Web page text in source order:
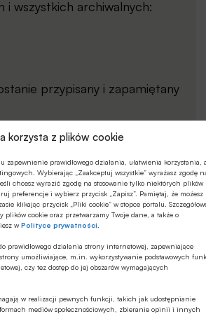
korzysta z plików cookie
zapewnienie prawidłowego działania, ułatwienia korzystania, a
Wybierając „Zaakceptuj wszystkie” wyrażasz zgodę
chcesz wyrazić zgodę na stosowanie tylko niektórych plików
preferencje i wybierz przycisk „Zapisz”. Pamiętaj, że możesz
klikając przycisk „Pliki cookie” w stopce portalu.
cookie oraz przetwarzamy Twoje dane, a także o
wPolityce prywatności
prawidłowego działania strony internetowej, zapewniające
umożliwiające, m.in. wykorzystywanie podstawowych
czy tez dostęp do jej obszarów wymagających
w realizacji pewnych funkcji, takich jak udostępnianie
mediów społecznościowych, zbieranie opinii i innych
wszystkich archiwalnych:
przypisany i zapamiętany
do artykułu/wydania na
BANKOWIEC, STUDENT
SMSa o treści
na numer